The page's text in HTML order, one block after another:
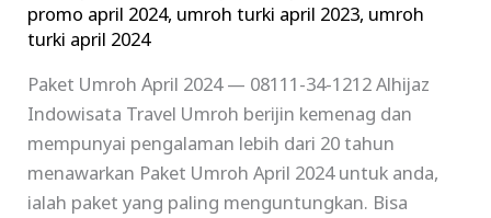
promo april 2024, umroh turki april 2023, umroh
turki april 2024
Paket Umroh April 2024 — 08111-34-1212 Alhijaz
Indowisata Travel Umroh berijin kemenag dan
mempunyai pengalaman lebih dari 20 tahun
menawarkan Paket Umroh April 2024 untuk anda,
ialah paket yang paling menguntungkan. Bisa